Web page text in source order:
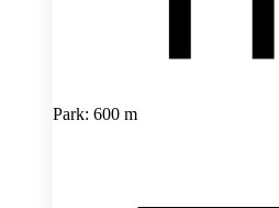
Park: 600 m